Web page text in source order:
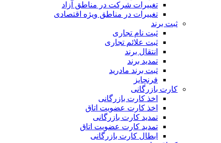
تغییرات شرکت در مناطق آزاد
تغییرات در مناطق ویژه اقتصادی
ثبت برند
ثبت نام تجاری
ثبت علائم تجاری
انتقال برند
تمدید برند
ثبت برند مادرید
فرنچایز
کارت بازرگانی
اخذ کارت بازرگانی
اخذ کارت عضویت اتاق
تمدید کارت بازرگانی
تمدید کارت عضویت اتاق
ابطال کارت بازرگانی